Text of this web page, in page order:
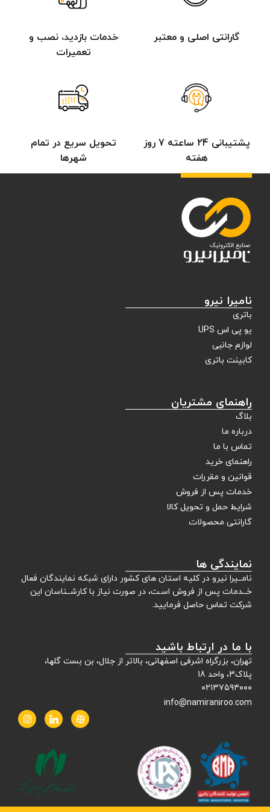
داخلی، برای پشتیبانی بی برقی به
مدت طولانی‌تری استفاده می‌شود.
گارانتی اصلی و معتبر
خدمات بازدید، نصب و
تعمیرات
پشتیبانی 24 ساعته 7 روز
هفته
تحویل سریع در تمام
شهرها
نامیرا نیرو
باتری
یو پی اس UPS
لوازم جانبی
کابینت باتری
راهنمای مشتریان
بلاگ
درباره ما
تماس با ما
راهنمای خرید
قوانین و مقررات
خدمات پس از فروش
شرایط حمل و تحویل کالا
گارانتی محصولات
نمایندگی ها
نامــیرا نیرو در کلیه استان های کشور دارای شبکه نمایندگان فعال
خــدمات پس از فروش اسـت، در صورت نیاز با کارشــناسان این
شرکت تماس حاصل فرمایید.
با ما در ارتباط باشید
تهران، بزرگراه اشرفی اصفهانی، بالاتر از جلال، بن بست گلها،
پلاک3، واحد 18
۰۲۱۳۷۵۹۴۰۰۰
info@namiraniroo.com